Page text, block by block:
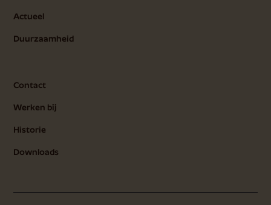
Actueel
Duurzaamheid
Contact
Werken bij
Historie
Downloads